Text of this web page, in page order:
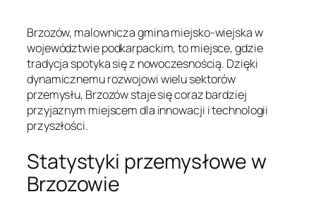
Brzozów, malownicza gmina miejsko-wiejska w
województwie podkarpackim, to miejsce, gdzie
tradycja spotyka się z nowoczesnością. Dzięki
dynamicznemu rozwojowi wielu sektorów
przemysłu, Brzozów staje się coraz bardziej
przyjaznym miejscem dla innowacji i technologii
przyszłości.
Statystyki przemysłowe w
Brzozowie